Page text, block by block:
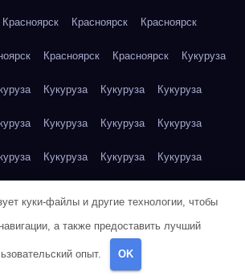
Красноярск Красноярск Красноярск
Красноярск Красноярск Кукуруза
Кукуруза Кукуруза Кукуруза
Кукуруза Кукуруза Кукуруза
Кукуруза Кукуруза Кукуруза
Куриная грудка Куриная грудка
Куриная грудка Куриная грудка
куки-файлы и другие технологии, чтобы
а также предоставить лучший
опыт. OK